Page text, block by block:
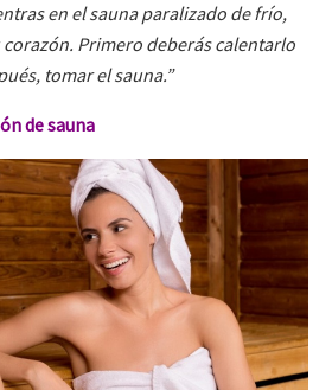
en el sauna paralizado de frío,
Primero deberás calentarlo
tomar el sauna.”
de sauna